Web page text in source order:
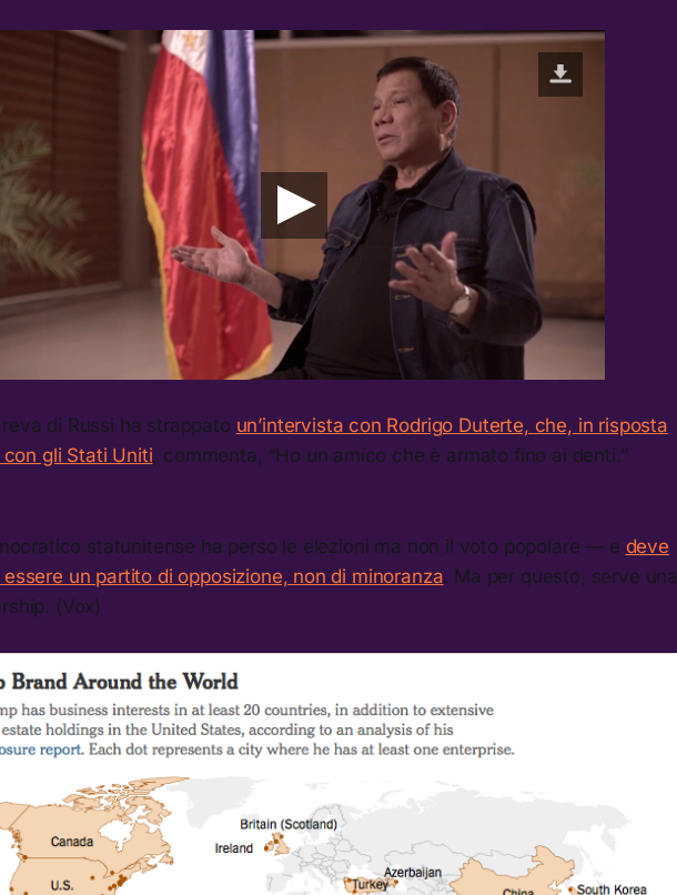
di Russi ha strappato un’intervista con Rodrigo Duterte, che, in risposta
gli Stati Uniti , commenta, “Ho un amico che è armato fino ai denti.”
statunitense ha perso le elezioni ma non il voto popolare — e deve
un partito di opposizione, non di minoranza. Ma per questo, serve una
(Vox)